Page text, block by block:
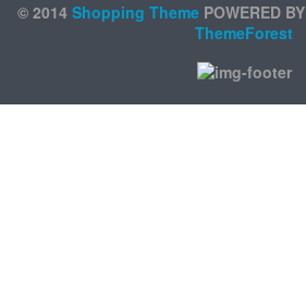
© 2014 Shopping Theme POWERED BY
ThemeForest